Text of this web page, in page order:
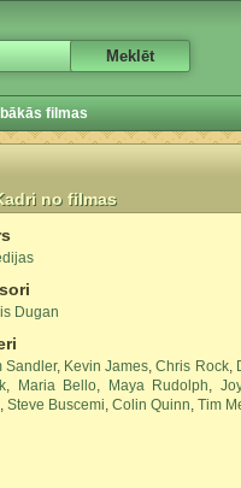
filmas
no filmas
Dugan
Sandler, Kevin James,Chris Rock,
, Maria Bello, Maya Rudolph,
, Steve Buscemi, Colin Quinn, Tim